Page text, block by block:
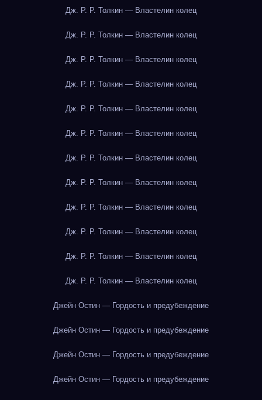
Дж. Р. Р. Толкин — Властелин колец
Дж. Р. Р. Толкин — Властелин колец
Дж. Р. Р. Толкин — Властелин колец
Дж. Р. Р. Толкин — Властелин колец
Дж. Р. Р. Толкин — Властелин колец
Дж. Р. Р. Толкин — Властелин колец
Дж. Р. Р. Толкин — Властелин колец
Дж. Р. Р. Толкин — Властелин колец
Дж. Р. Р. Толкин — Властелин колец
Дж. Р. Р. Толкин — Властелин колец
Дж. Р. Р. Толкин — Властелин колец
Дж. Р. Р. Толкин — Властелин колец
Джейн Остин — Гордость и предубеждение
Джейн Остин — Гордость и предубеждение
Джейн Остин — Гордость и предубеждение
Джейн Остин — Гордость и предубеждение